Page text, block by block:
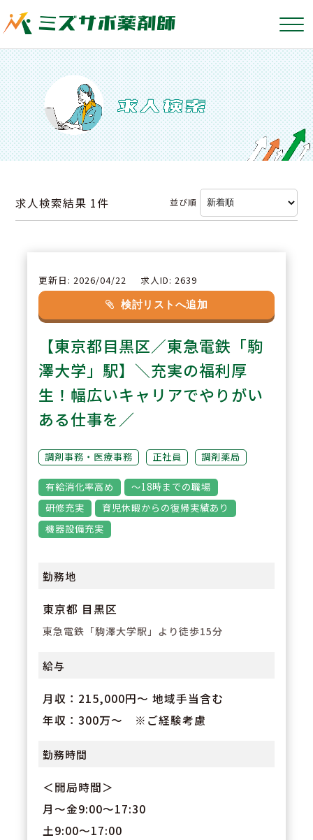
求人検索結果 1件 並び順
更新日: 2026/04/22 求人ID: 2639
検討リストへ追加
【東京都目黒区／東急電鉄「駒
澤大学」駅】＼充実の福利厚
生！幅広いキャリアでやりがい
ある仕事を／
調剤事務・医療事務 正社員 調剤薬局
有給消化率高め
～18時までの職場
研修充実
育児休暇からの復帰実績あり
機器設備充実
勤務地
東京都 目黒区
東急電鉄「駒澤大学駅」より徒歩15分
給与
月収：215,000円～ 地域手当含む
年収：300万～ ※ご経験考慮
勤務時間
＜開局時間＞
月〜金9:00〜17:30
土9:00〜17:00